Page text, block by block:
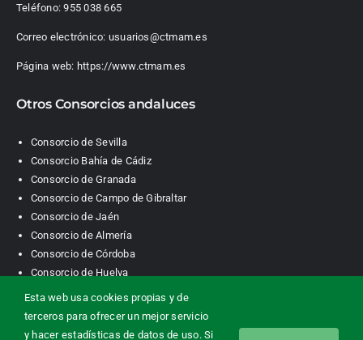
Teléfono:955 038 665
Correo electrónico: usuarios@ctmam.es
Página web: https://www.ctmam.es
Otros Consorcios andaluces
Consorcio de Sevilla
Consorcio Bahía de Cádiz
Consorcio de Granada
Consorcio de Campo de Gibraltar
Consorcio de Jaén
Consorcio de Almería
Consorcio de Córdoba
Consorcio de Huelva
Consorcio de Transporte Metropolitano. Área de Málaga |
Esta web usa cookies propias y de
terceros para ofrecer un mejor servicio
y hacer estadísticas de datos de uso. Si